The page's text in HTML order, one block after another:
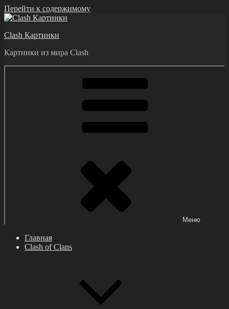
Перейти к содержимому
Clash Картинки
Картинки из мира Clash
Меню
Главная
Clash of Clans